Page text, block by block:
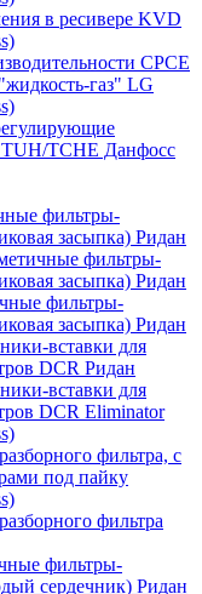
в ресивере KVD
CPCE
газ" LG
TCHE Данфосс
фильтры-
засыпка) Ридан
фильтры-
засыпка) Ридан
фильтры-
засыпка) Ридан
вставки для
DCR Ридан
вставки для
DCR Eliminator
фильтра, с
под пайку
фильтра
фильтры-
сердечник) Ридан